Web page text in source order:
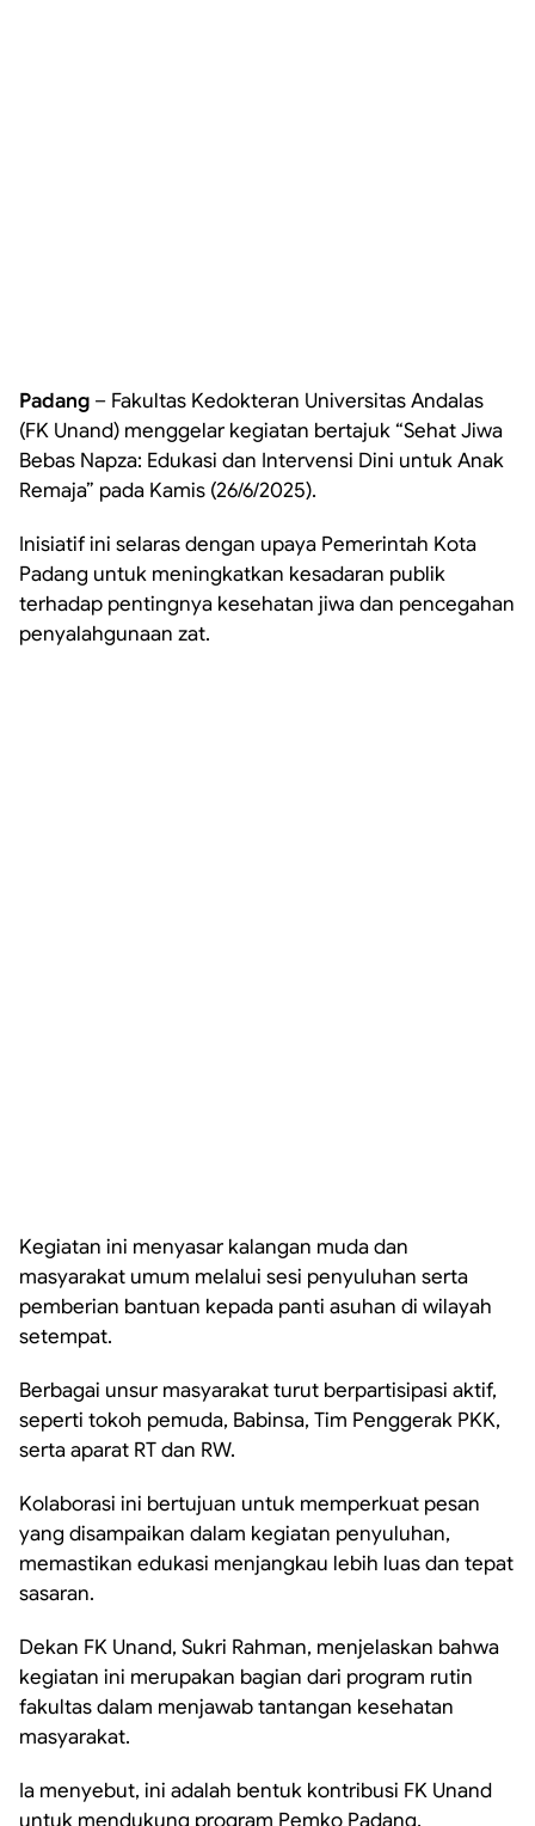
Padang – Fakultas Kedokteran Universitas Andalas
(FK Unand) menggelar kegiatan bertajuk “Sehat Jiwa
Bebas Napza: Edukasi dan Intervensi Dini untuk Anak
Remaja” pada Kamis (26/6/2025).
Inisiatif ini selaras dengan upaya Pemerintah Kota
Padang untuk meningkatkan kesadaran publik
terhadap pentingnya kesehatan jiwa dan pencegahan
penyalahgunaan zat.
Kegiatan ini menyasar kalangan muda dan
masyarakat umum melalui sesi penyuluhan serta
pemberian bantuan kepada panti asuhan di wilayah
setempat.
Berbagai unsur masyarakat turut berpartisipasi aktif,
seperti tokoh pemuda, Babinsa, Tim Penggerak PKK,
serta aparat RT dan RW.
Kolaborasi ini bertujuan untuk memperkuat pesan
yang disampaikan dalam kegiatan penyuluhan,
memastikan edukasi menjangkau lebih luas dan tepat
sasaran.
Dekan FK Unand, Sukri Rahman, menjelaskan bahwa
kegiatan ini merupakan bagian dari program rutin
fakultas dalam menjawab tantangan kesehatan
masyarakat.
Ia menyebut, ini adalah bentuk kontribusi FK Unand
untuk mendukung program Pemko Padang,